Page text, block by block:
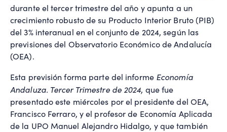
durante el tercer trimestre del año y apunta a un
crecimiento robusto de su Producto Interior Bruto (PIB)
del 3% interanual en el conjunto de 2024, según las
previsiones del Observatorio Económico de Andalucía
(OEA).
Esta previsión forma parte del informe Economía
Andaluza. Tercer Trimestre de 2024, que fue
presentado este miércoles por el presidente del OEA,
Francisco Ferraro, y el profesor de Economía Aplicada
de la UPO Manuel Alejandro Hidalgo, y que también